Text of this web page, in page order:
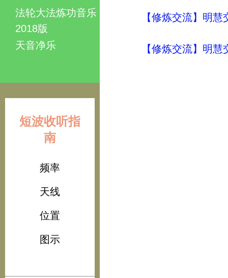
法轮大法炼功音乐
2018版
天音净乐
短波收听指
南
频率
天线
位置
图示
【修炼交流】明
【修炼交流】明